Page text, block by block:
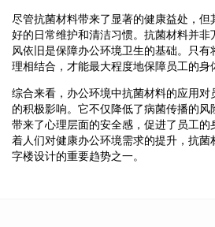
尽管抗菌材料带来了显著的健康益处，但
好的日常维护和清洁习惯。抗菌材料并非
风依旧是保障办公环境卫生的基础。只
理相结合，才能最大程度地保障员工的身
综合来看，办公环境中抗菌材料的应用
的积极影响。它不仅降低了病菌传播的
带来了心理层面的安全感，促进了员工
着人们对健康办公环境需求的提升，抗
字楼设计的重要趋势之一。